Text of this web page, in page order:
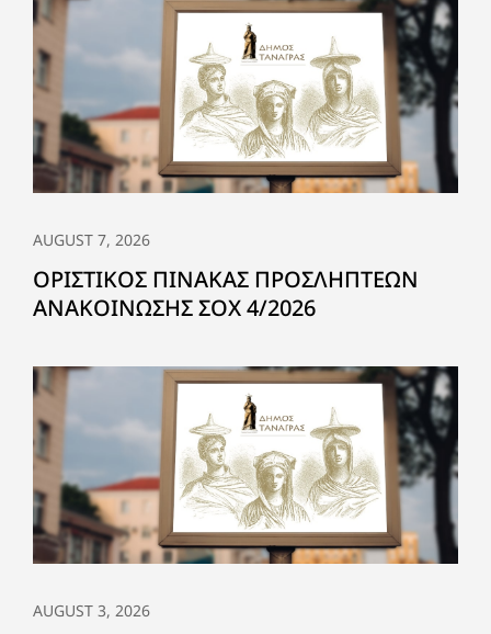
AUGUST 7, 2026
ΟΡΙΣΤΙΚΟΣ ΠΙΝΑΚΑΣ ΠΡΟΣΛΗΠΤΕΩΝ
ΑΝΑΚΟΙΝΩΣΗΣ ΣΟΧ 4/2026
AUGUST 3, 2026